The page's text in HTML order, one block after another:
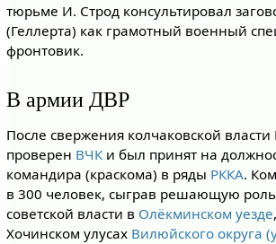
тюрьме И. Строд консультировал
(Геллерта) как грамотный военный
фронтовик.
В армии ДВР
После свержения колчаковской
проверен ВЧКи был принят на
командира (краскома) в ряды РККА.
в 300 человек, сыграв решающую
советской власти в Олёкминском уезде
Хочинском улусах Вилюйского округа